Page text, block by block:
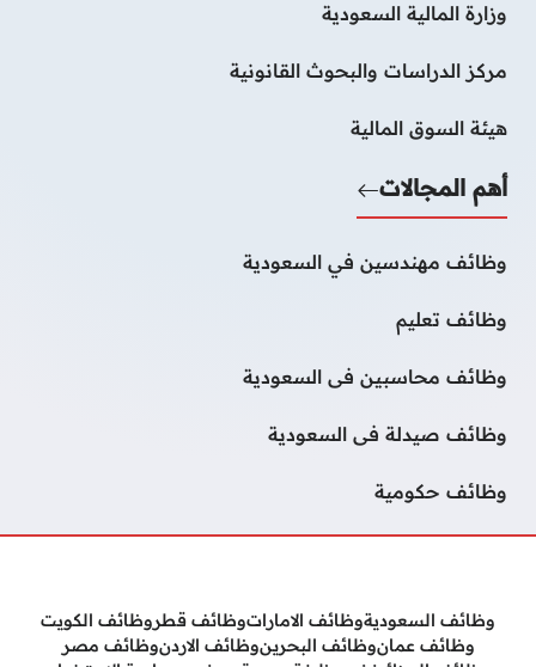
وزارة المالية السعودية
مركز الدراسات والبحوث القانونية
هيئة السوق المالية
أهم المجالات
وظائف مهندسين في السعودية
وظائف تعليم
وظائف محاسبين فى السعودية
وظائف صيدلة فى السعودية
وظائف حكومية
وظائف السعوديةوظائف الاماراتوظائف قطروظائف الكويت
وظائف عمانوظائف البحرينوظائف الاردنوظائف مصر